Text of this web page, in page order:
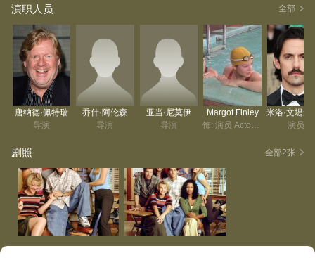
演职人员 全部
唐纳德·佩特瑞
导演
乔什·阿伦森
导演
亚当·尼莫伊
导演
Margot Finley
演员
剧照 全部2张